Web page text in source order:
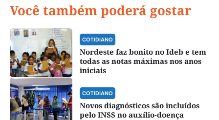
Você também poderá gostar
COTIDIANO
Nordeste faz bonito no Ideb e tem
todas as notas máximas nos anos
iniciais
COTIDIANO
Novos diagnósticos são incluídos
pelo INSS no auxílio-doença